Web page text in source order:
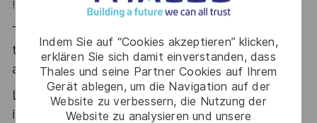
Indem Sie auf “Cookies akzeptieren” klicken,
erklären Sie sich damit einverstanden, dass
Thales und seine Partner Cookies auf Ihrem
Gerät ablegen, um die Navigation auf der
Website zu verbessern, die Nutzung der
Website zu analysieren und unsere
!
Thales, entreprise Handi-Engagée, reconnait
tous les talents. La diversité est notre meilleur
atout. Postulez et rejoignez nous !
Le poste pouvant nécessiter d'accéder à des
informations relevant du secret de la défense